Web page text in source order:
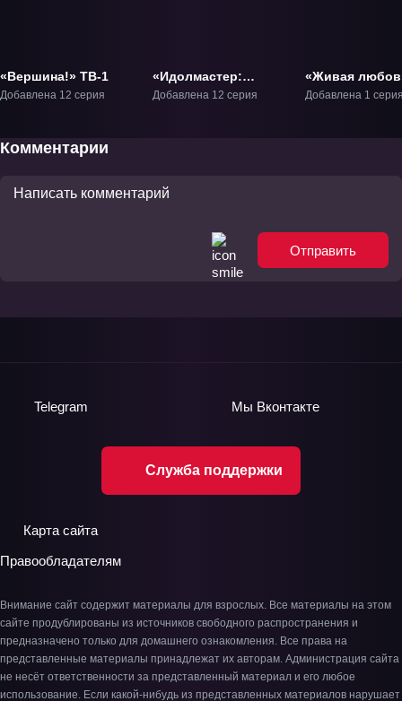
«Вершина!» ТВ-1
Добавлена 12 серия
«Идолмастер:
Девушки-золушки —
Добавлена 12 серия
«Живая
Сияние!! Над
Добавлена 1
Комментарии
Отправить
Служба поддержки
Telegram Мы Вконтакте
Карта сайта
Правообладателям
Внимание сайт содержит материалы для взрослых. Все материалы на этом
сайте продублированы из источников свободного распространения и
предназначено только для домашнего ознакомления. Все права на
представленные материалы принадлежат их авторам. Администрация сайта
не несёт ответственности за представленный материал и его любое
использование. Если какой-нибудь из представленных материалов нарушает